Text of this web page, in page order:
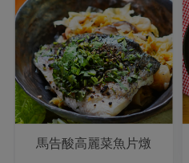
馬告酸高麗菜魚片燉